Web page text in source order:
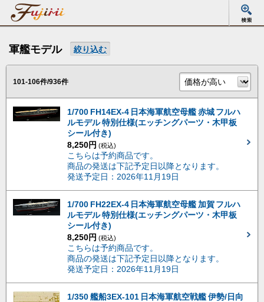
軍艦モデル 絞り込む
101-106件/936件
1/700 FH14EX-4 日本海軍航空母艦 赤城 フルハ
ルモデル 特別仕様(エッチングパーツ・木甲板
シール付き)
8,250円 (税込)
こちらは予約商品です。
商品の発送は下記予定日以降となります。
発送予定日：2026年11月19日
1/700 FH22EX-4 日本海軍航空母艦 加賀 フルハ
ルモデル 特別仕様(エッチングパーツ・木甲板
シール付き)
8,250円 (税込)
こちらは予約商品です。
商品の発送は下記予定日以降となります。
発送予定日：2026年11月19日
1/350 艦船3EX-101 日本海軍航空戦艦 伊勢/日向